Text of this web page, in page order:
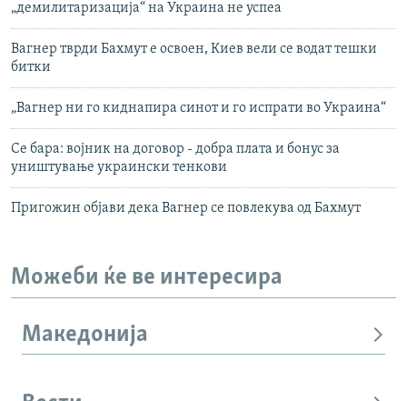
„демилитаризација“ на Украина не успеа
Вагнер тврди Бахмут е освоен, Киев вели се водат тешки
битки
„Вагнер ни го киднапира синот и го испрати во Украина“
Се бара: војник на договор - добра плата и бонус за
уништување украински тенкови
Пригожин објави дека Вагнер се повлекува од Бахмут
Можеби ќе ве интересира
Македонија